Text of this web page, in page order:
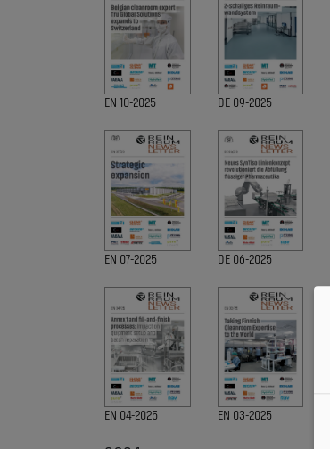
EN 10-2025 DE 09-2025
EN 07-2025 DE 06-2025
EN 04-2025 EN 03-2025